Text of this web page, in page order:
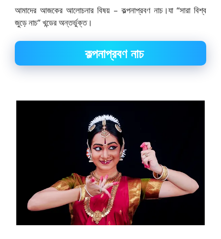
আমাদের আজকের আলোচনার বিষয় – কল্পনাপ্রবণ নাচ।যা “সারা বিশ্ব
জুড়ে নাচ” খন্ডের অন্তর্ভুক্ত।
কল্পনাপ্রবণ নাচ